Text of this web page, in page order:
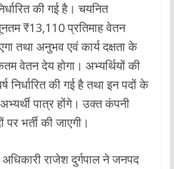
की गई है। चयनित
₹13,110 प्रतिमाह वेतन
तथा अनुभव एवं कार्य दक्षता के
वेतन देय होगा। अभ्यर्थियों की
की गई है तथा इन पदों के
पात्र होंगे। उक्त कंपनी
पर भर्ती की जाएगी।
राजेश दुर्गपाल ने जनपद